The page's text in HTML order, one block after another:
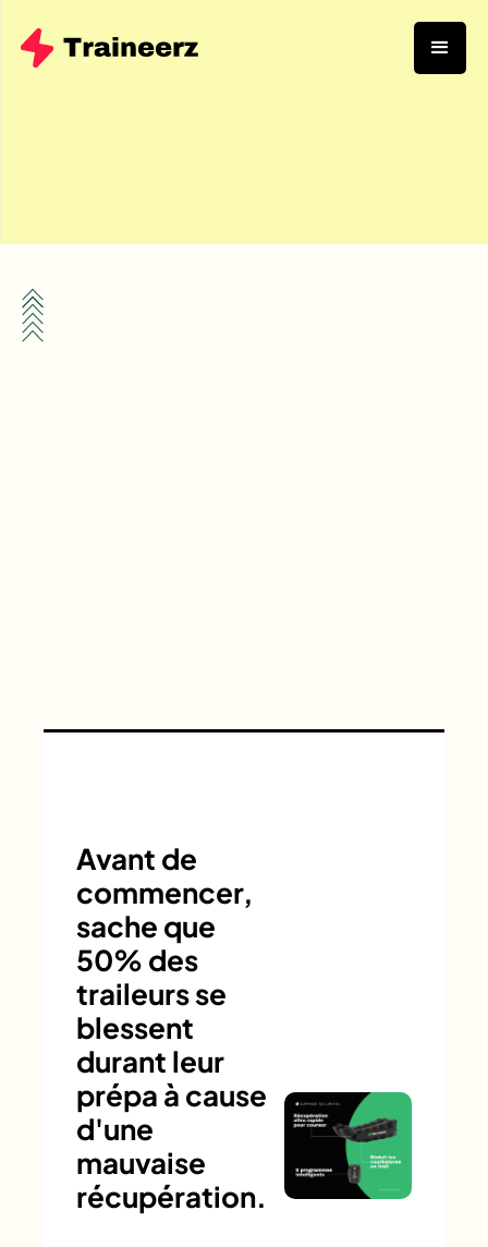
Avant de
commencer,
sache que
50% des
traileurs se
blessent
durant leur
prépa à cause
d'une
mauvaise
récupération.